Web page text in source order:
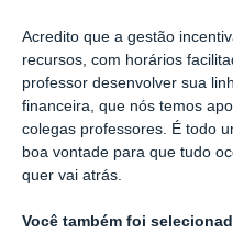
Acredito que a gestão
recursos, com horários
professor desenvolver sua
financeira, que nós temos
colegas professores. É todo
boa vontade para que tudo
quer vai atrás.
Você também foi